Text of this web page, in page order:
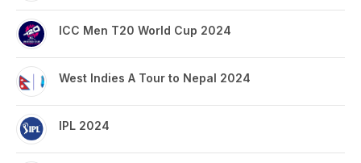
ICC Men T20 World Cup 2024
West Indies A Tour to Nepal 2024
IPL 2024